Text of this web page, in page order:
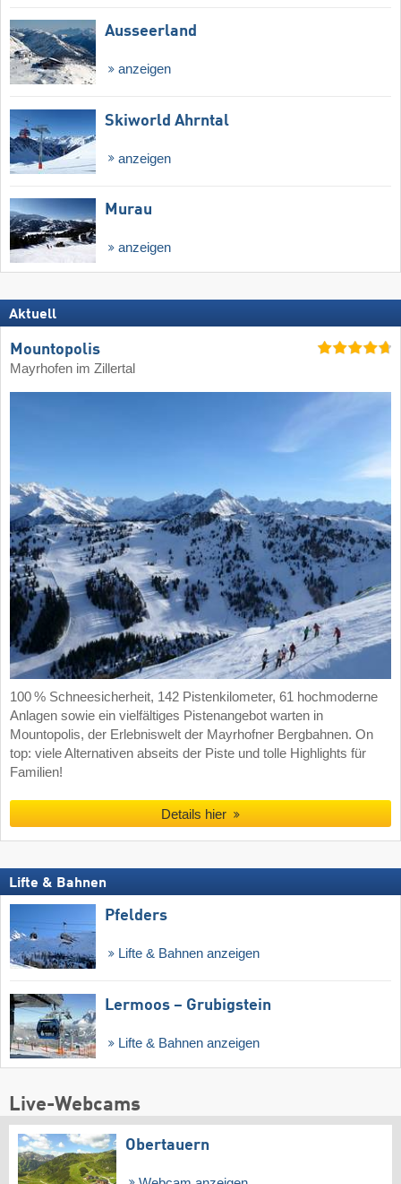
Ausseerland
anzeigen
Skiworld Ahrntal
anzeigen
Murau
anzeigen
Aktuell
Mountopolis
Mayrhofen im Zillertal
100 % Schneesicherheit, 142 Pistenkilometer, 61 hochmoderne
Anlagen sowie ein vielfältiges Pistenangebot warten in
Mountopolis, der Erlebniswelt der Mayrhofner Bergbahnen. On
top: viele Alternativen abseits der Piste und tolle Highlights für
Familien!
Details hier
Lifte & Bahnen
Pfelders
Lifte & Bahnen anzeigen
Lermoos – Grubigstein
Lifte & Bahnen anzeigen
Live-Webcams
Obertauern